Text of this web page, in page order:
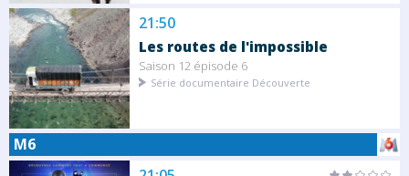
21:50
Les routes de l'impossible
Saison 12 épisode 6
Série documentaire Découverte
M6